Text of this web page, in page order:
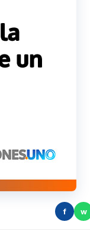
f w